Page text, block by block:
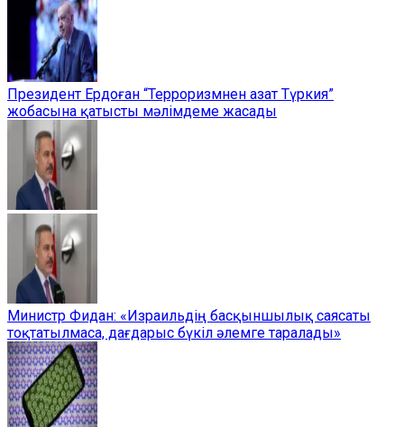
Президент Ердоған “Терроризмнен азат Түркия”
жобасына қатысты мәлімдеме жасады
Министр Фидан: «Израильдің басқыншылық саясаты
тоқтатылмаса, дағдарыс бүкіл әлемге таралады»